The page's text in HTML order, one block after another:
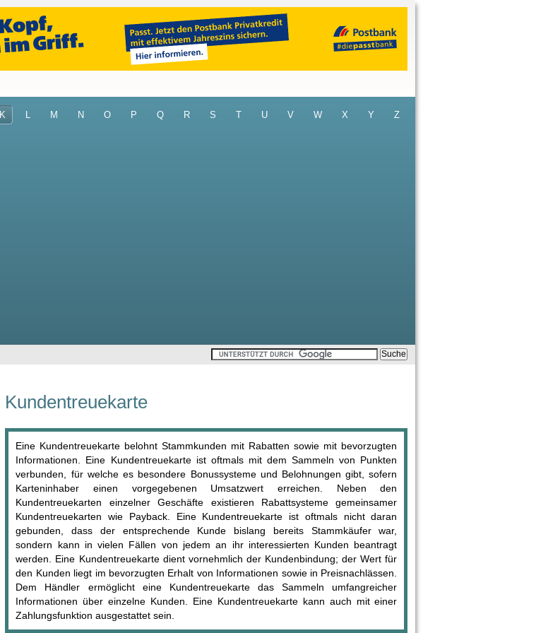
K L M N O P Q R S T U V W X Y Z
Kundentreuekarte
Eine Kundentreuekarte belohnt Stammkunden mit Rabatten sowie mit bevorzugten
Informationen. Eine Kundentreuekarte ist oftmals mit dem Sammeln von Punkten
verbunden, für welche es besondere Bonussysteme und Belohnungen gibt, sofern
Karteninhaber einen vorgegebenen Umsatzwert erreichen. Neben den
Kundentreuekarten einzelner Geschäfte existieren Rabattsysteme gemeinsamer
Kundentreuekarten wie Payback. Eine Kundentreuekarte ist oftmals nicht daran
gebunden, dass der entsprechende Kunde bislang bereits Stammkäufer war,
sondern kann in vielen Fällen von jedem an ihr interessierten Kunden beantragt
werden. Eine Kundentreuekarte dient vornehmlich der Kundenbindung; der Wert für
den Kunden liegt im bevorzugten Erhalt von Informationen sowie in Preisnachlässen.
Dem Händler ermöglicht eine Kundentreuekarte das Sammeln umfangreicher
Informationen über einzelne Kunden. Eine Kundentreuekarte kann auch mit einer
Zahlungsfunktion ausgestattet sein.